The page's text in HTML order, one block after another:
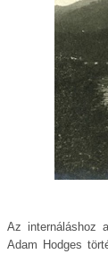
Az internáláshoz
Adam Hodges